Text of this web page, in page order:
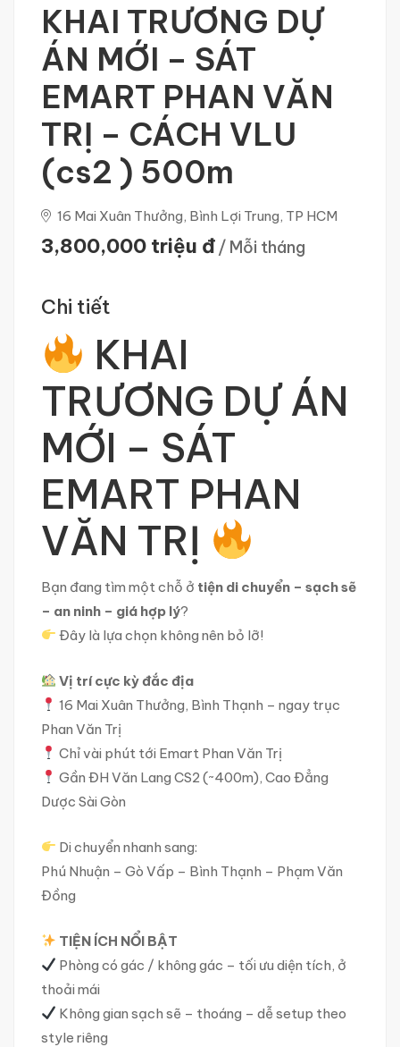
KHAI TRƯƠNG DỰ
ÁN MỚI – SÁT
EMART PHAN VĂN
TRỊ – CÁCH VLU
(cs2 ) 500m
16 Mai Xuân Thưởng, Bình Lợi Trung, TP HCM
3,800,000 triệu đ / Mỗi tháng
Chi tiết
KHAI
TRƯƠNG DỰ ÁN
MỚI – SÁT
EMART PHAN
VĂN TRỊ
Bạn đang tìm một chỗ ở tiện di chuyển – sạch sẽ
– an ninh – giá hợp lý?
Đây là lựa chọn không nên bỏ lỡ!
Vị trí cực kỳ đắc địa
16 Mai Xuân Thưởng, Bình Thạnh – ngay trục
Phan Văn Trị
Chỉ vài phút tới Emart Phan Văn Trị
Gần ĐH Văn Lang CS2 (~400m), Cao Đẳng
Dược Sài Gòn
Di chuyển nhanh sang:
Phú Nhuận – Gò Vấp – Bình Thạnh – Phạm Văn
Đồng
TIỆN ÍCH NỔI BẬT
Phòng có gác / không gác – tối ưu diện tích, ở
thoải mái
Không gian sạch sẽ – thoáng – dễ setup theo
style riêng